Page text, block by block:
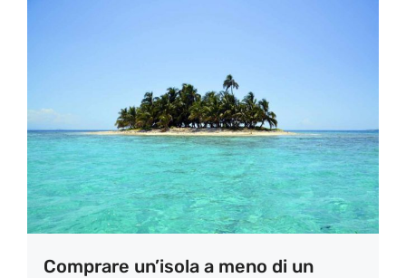
Comprare un’isola a meno di un